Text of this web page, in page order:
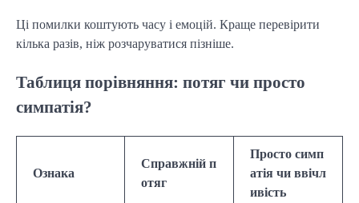
Ці помилки коштують часу і емоцій. Краще перевірити
кілька разів, ніж розчаруватися пізніше.
Таблиця порівняння: потяг чи просто
симпатія?
Ознака
Справжній п
отяг
Просто симп
атія чи ввічл
ивість